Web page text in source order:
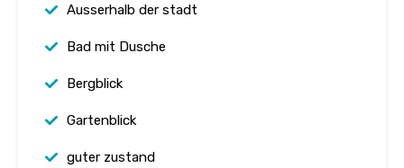
Ausserhalb der stadt
Bad mit Dusche
Bergblick
Gartenblick
guter zustand